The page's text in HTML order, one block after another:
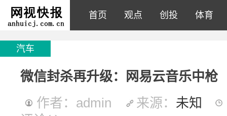
首页 观点 创投 体育
汽车
微信封杀再升级：网易云音乐中枪
作者：admin
来源： 未知